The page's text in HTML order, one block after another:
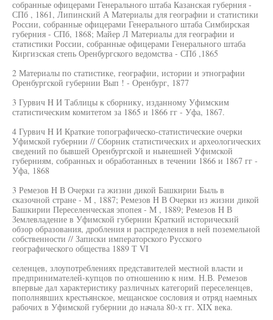
собранные офицерами Генерального штаба Казанская губерния -
СПб , 1861, Липинский А Материалы для географии и статистики
России, собранные офицерами Генерального штаба Симбирская
губерния - СПб, 1868; Майер Л Материалы для географии и
статистики России, собранные офицерами Генерального штаба
Киргизская степь Оренбургского ведомства - СПб ,1865
2 Материалы по статистике, географии, истории и этнографии
Оренбургской губернии Вып ! - Оренбург, 1877
3 Гурвич H И Таблицы к сборнику, изданному Уфимским
статистическим комитетом за 1865 и 1866 гг - Уфа, 1867.
4 Гурвич H И Краткие топографическо-статистические очерки
Уфимской губернии // Сборник статистических и археологических
сведений по бывшей Оренбургской и нынешней Уфимской
губерниям, собранных и обработанных в течении 1866 и 1867 гг -
Уфа, 1868
3 Ремезов H В Очерки га жизни дикой Башкирии Быль в
сказочной стране - M , 1887; Ремезов H В Очерки из жизни дикой
Башкирии Переселенческая эпопея - M , 1889; Ремезов H В
Землевладение в Уфимской губернии Краткий исторический
обзор образования, дробления и распределения в ней поземельной
собственности // Записки императорского Русского
географического общества 1889 Т VI
селенцев, злоупотреблениях представителей местной власти и
предпринимателей-купцов по отношению к ним. Н.В. Ремезов
впервые дал характеристику различных категорий переселенцев,
пополнявших крестьянское, мещанское сословия и отряд наемных
рабочих в Уфимской губернии до начала 80-х гг. XIX века.